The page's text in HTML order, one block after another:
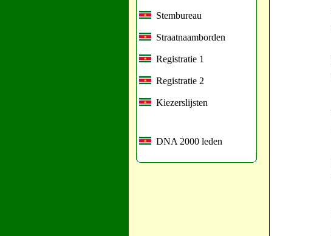
Stembureau
Straatnaamborden
Registratie 1
Registratie 2
Kiezerslijsten
DNA 2000 leden